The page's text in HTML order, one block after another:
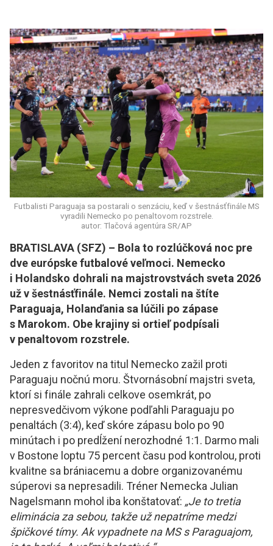
Futbalisti Paraguaja sa postarali o senzáciu, keď v šestnásťfinále MS
vyradili Nemecko po penaltovom rozstrele.
autor: Tlačová agentúra SR/AP
BRATISLAVA (SFZ) – Bola to rozlúčková noc pre
dve európske futbalové veľmoci. Nemecko
i Holandsko dohrali na majstrovstvách sveta 2026
už v šestnásťfinále. Nemci zostali na štíte
Paraguaja, Holanďania sa lúčili po zápase
s Marokom. Obe krajiny si ortieľ podpísali
v penaltovom rozstrele.
Jeden z favoritov na titul Nemecko zažil proti
Paraguaju nočnú moru. Štvornásobní majstri sveta,
ktorí si finále zahrali celkove osemkrát, po
nepresvedčivom výkone podľahli Paraguaju po
penaltách (3:4), keď skóre zápasu bolo po 90
minútach i po predĺžení nerozhodné 1:1. Darmo mali
v Bostone loptu 75 percent času pod kontrolou, proti
kvalitne sa brániacemu a dobre organizovanému
súperovi sa nepresadili. Tréner Nemecka Julian
Nagelsmann mohol iba konštatovať: „Je to tretia
eliminácia za sebou, takže už nepatríme medzi
špičkové tímy. Ak vypadnete na MS s Paraguajom,